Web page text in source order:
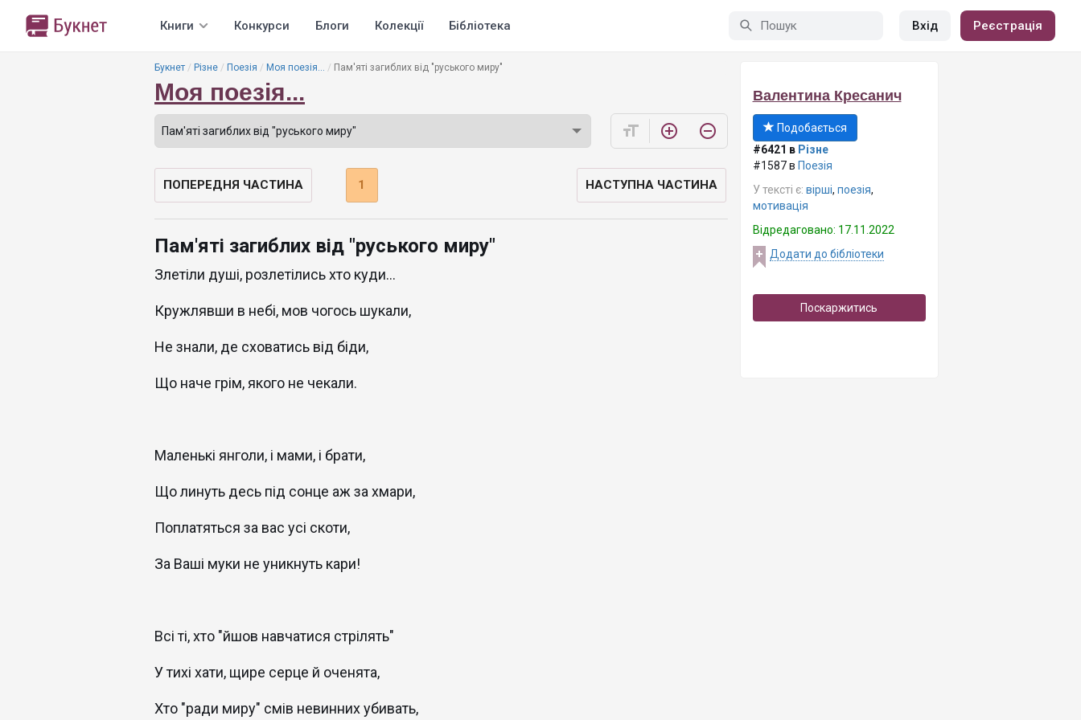
Книги Конкурси Блоги Колекції Бібліотека Вхід Реєстрація
Букнет Різне Поезія Моя поезія... Пам'яті загиблих від "руського миру"
Моя поезія...
format_size add_circle_outline remove_circle_outline
ПОПЕРЕДНЯ ЧАСТИНА 1 НАСТУПНА ЧАСТИНА
Пам'яті загиблих від "руського миру"
Злетіли душі, розлетілись хто куди...
Кружлявши в небі, мов чогось шукали,
Не знали, де сховатись від біди,
Що наче грім, якого не чекали.
Маленькі янголи, і мами, і брати,
Що линуть десь під сонце аж за хмари,
Поплатяться за вас усі скоти,
За Ваші муки не уникнуть кари!
Всі ті, хто "йшов навчатися стрілять"
У тихі хати, щире серце й оченята,
Хто "ради миру" смів невинних убивать,
Валентина Кресанич
Подобається
#6421 в Різне
#1587 в Поезія
У тексті є: вірші, поезія,
мотивація
Відредаговано: 17.11.2022
Додати до бібліотеки
Поскаржитись